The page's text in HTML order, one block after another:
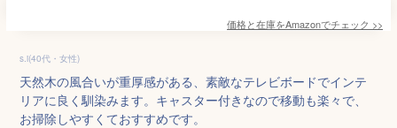
価格と在庫をAmazonでチェック >>
s.i(40代・女性)
天然木の風合いが重厚感がある、素敵なテレビボードでインテ
リアに良く馴染みます。キャスター付きなので移動も楽々で、
お掃除しやすくておすすめです。